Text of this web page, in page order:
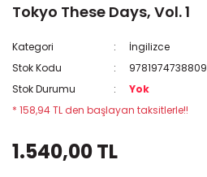
Tokyo These Days, Vol. 1
Kategori
İngilizce
Stok Kodu
9781974738809
Stok Durumu
Yok
* 158,94 TL den başlayan taksitlerle!!
1.540,00 TL